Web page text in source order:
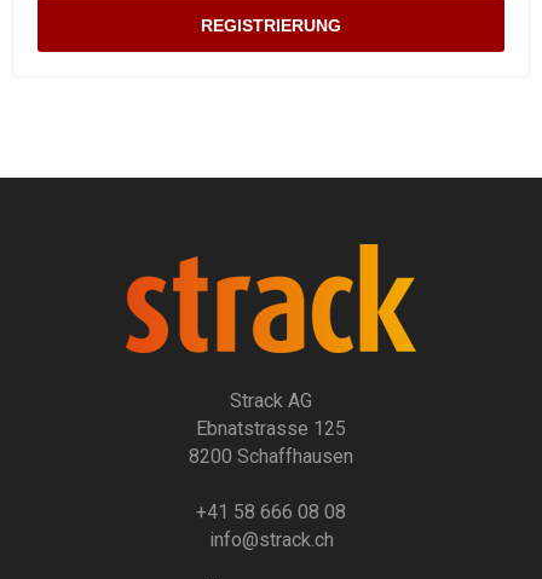
REGISTRIERUNG
Strack AG
Ebnatstrasse 125
8200 Schaffhausen
+41 58 666 08 08
info@strack.ch